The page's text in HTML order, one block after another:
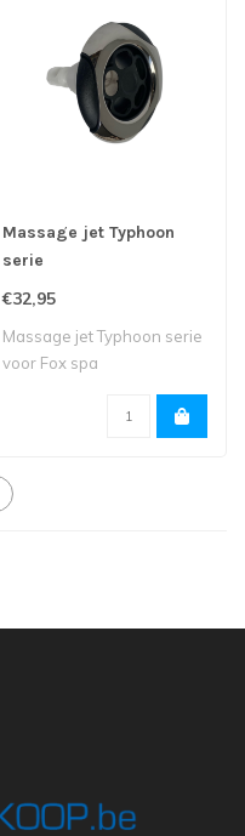
Massage jet Typhoon
serie
€32,95
Massage jet Typhoon serie
voor Fox spa